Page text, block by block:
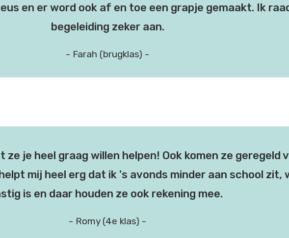
en er word ook af en toe een grapje gemaakt. Ik
begeleiding zeker aan.
- Farah (brugklas) -
je heel graag willen helpen! Ook komen ze geregeld
mij heel erg dat ik 's avonds minder aan school zit,
is en daar houden ze ook rekening mee.
- Romy (4e klas) -